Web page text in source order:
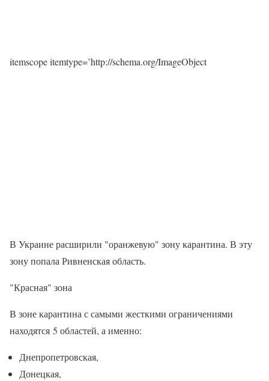
itemscope itemtype=’http://schema.org/ImageObject
В Украине расширили "оранжевую" зону карантина. В эту
зону попала Ривненская область.
"Красная" зона
В зоне карантина с самыми жесткими ограничениями
находятся 5 областей, а именно:
Днепропетровская,
Донецкая,